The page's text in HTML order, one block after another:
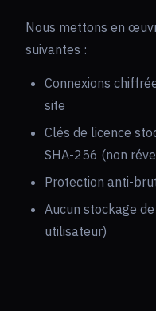
Nous mettons en
suivantes :
Connexions
site
Clés de licence
SHA-256 (non
Protection anti-
Aucun stockage
utilisateur)